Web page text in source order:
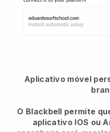
Aplicativo móvel
O Blackbell permite
aplicativo IOS ou